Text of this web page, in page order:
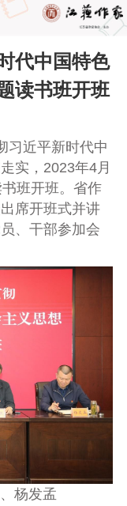
代中国特色
读书班开班
习近平新时代中
实 ， 2023年4月
班开班。省作
出席开班式并讲
、 干部参加会
杨发孟